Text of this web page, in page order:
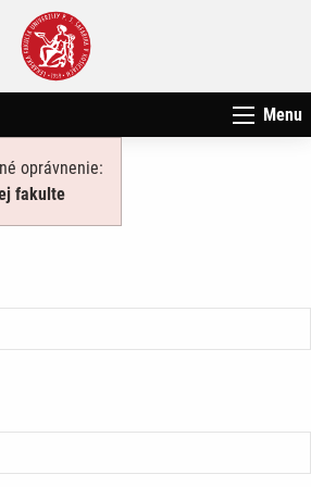
Menu
oprávnenie:
fakulte